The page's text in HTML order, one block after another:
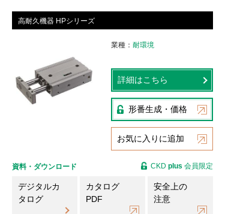
高耐久機器 HPシリーズ
業種 耐環境
詳細はこちら
形番生成・価格
お気に入りに追加
資料・ダウンロード
デジタルカ
タログ
カタログ
PDF
安全上の
注意
CKD plus 会員限定